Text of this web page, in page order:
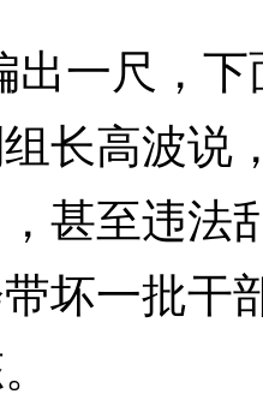
一尺，下
长高波说
甚至违法
坏一批干